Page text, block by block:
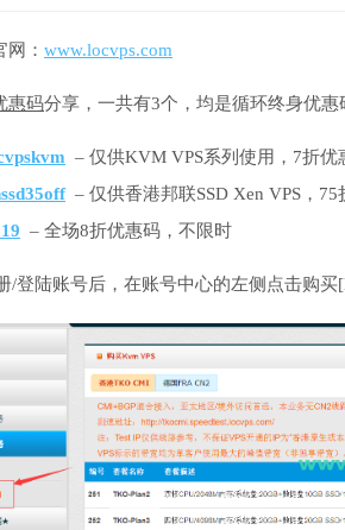
网： www.locvps.com
惠码分享，一共有3个，均是循环终身优惠
– 仅供KVM VPS系列使用，7折优
– 仅供香港邦联SSD Xen VPS，
– 全场8折优惠码，不限时
/登陆账号后，在账号中心的左侧点击购买